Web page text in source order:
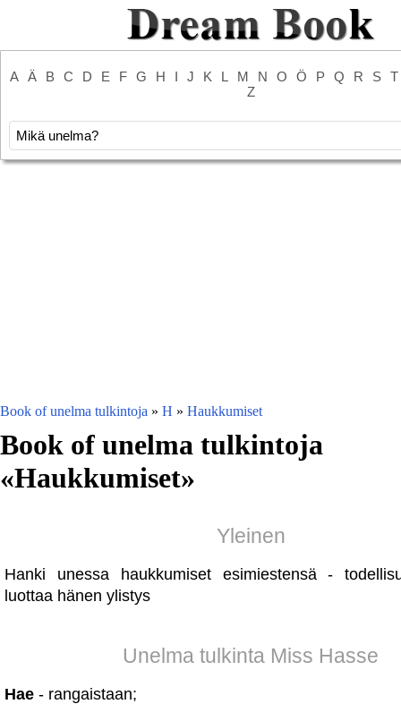
A Ä B C D E F G H I J K L M N O Ö P Q R S
T
Z
Book of unelma tulkintoja » H » Haukkumiset
Book of unelma tulkintoja
«Haukkumiset»
Yleinen
Hanki unessa haukkumiset esimiestensä -
luottaa hänen ylistys
Unelma tulkinta Miss Hasse
Hae - rangaistaan;